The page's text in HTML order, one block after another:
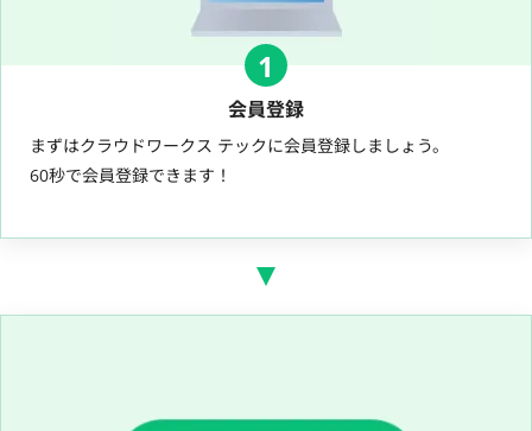
1
会員登録
まずはクラウドワークス テックに会員登録しましょう。
60秒で会員登録できます！